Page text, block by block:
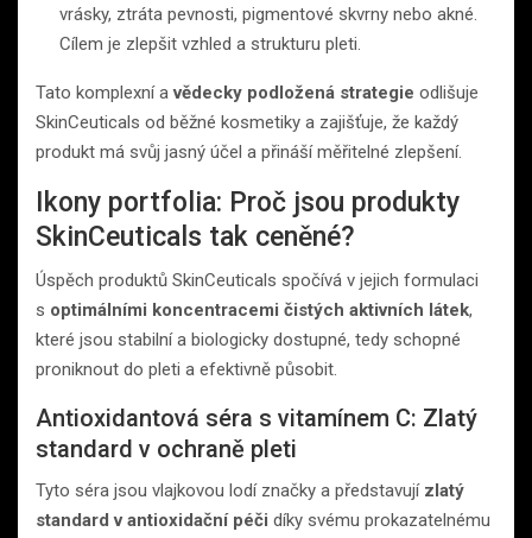
vrásky, ztráta pevnosti, pigmentové skvrny nebo akné.
Cílem je zlepšit vzhled a strukturu pleti.
Tato komplexní avědecky podložená strategie odlišuje
SkinCeuticals od běžné kosmetiky a zajišťuje, že každý
produkt má svůj jasný účel a přináší měřitelné zlepšení.
Ikony portfolia: Proč jsou produkty
SkinCeuticals tak ceněné?
Úspěch produktů SkinCeuticals spočívá v jejich formulaci
s optimálními koncentracemi čistých aktivních látek,
které jsou stabilní a biologicky dostupné, tedy schopné
proniknout do pleti a efektivně působit.
Antioxidantová séra s vitamínem C: Zlatý
standard v ochraně pleti
Tyto séra jsou vlajkovou lodí značky a představují zlatý
standard v antioxidační péči díky svému prokazatelnému